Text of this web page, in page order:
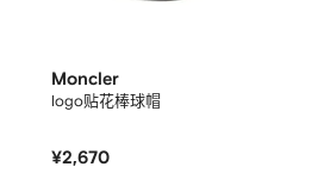
Moncler
logo贴花棒球帽
¥2,670